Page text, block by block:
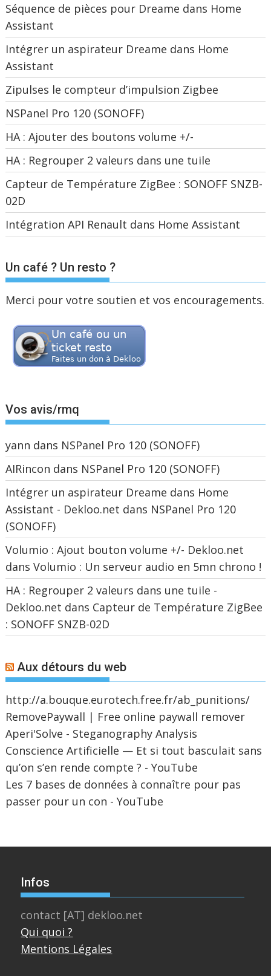
Séquence de pièces pour Dreame dans Home
Assistant
Intégrer un aspirateur Dreame dans Home
Assistant
Zipulses le compteur d’impulsion Zigbee
NSPanel Pro 120 (SONOFF)
HA : Ajouter des boutons volume +/-
HA : Regrouper 2 valeurs dans une tuile
Capteur de Température ZigBee : SONOFF SNZB-
02D
Intégration API Renault dans Home Assistant
Un café ? Un resto ?
Merci pour votre soutien et vos encouragements.
Vos avis/rmq
yann dans NSPanel Pro 120 (SONOFF)
AIRincon dans NSPanel Pro 120 (SONOFF)
Intégrer un aspirateur Dreame dans Home
Assistant - Dekloo.net dans NSPanel Pro 120
(SONOFF)
Volumio : Ajout bouton volume +/- Dekloo.net
dansVolumio : Un serveur audio en 5mn chrono !
HA : Regrouper 2 valeurs dans une tuile -
Dekloo.net dans Capteur de Température ZigBee
: SONOFF SNZB-02D
Aux détours du web
http://a.bouque.eurotech.free.fr/ab_punitions/
RemovePaywall | Free online paywall remover
Aperi'Solve - Steganography Analysis
Conscience Artificielle — Et si tout basculait sans
qu’on s’en rende compte ? - YouTube
Les 7 bases de données à connaître pour pas
passer pour un con - YouTube
Infos
contact [AT] dekloo.net
Qui quoi ?
Mentions Légales